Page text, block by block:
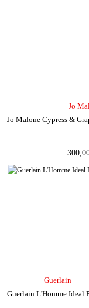
Jo
Jo Malone Cypress &
Guerlain
Guerlain L'Homme Ideal